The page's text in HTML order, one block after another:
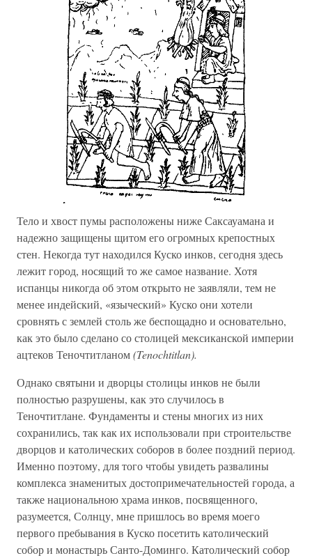
Тело и хвост пумы расположены ниже Саксауамана и
надежно защищены щитом его огромных крепостных
стен. Некогда тут находился Куско инков, сегодня здесь
лежит город, носящий то же самое название. Хотя
испанцы никогда об этом открыто не заявляли, тем не
менее индейский, «языческий» Куско они хотели
сровнять с землей столь же беспощадно и основательно,
как это было сделано со столицей мексиканской империи
ацтеков Теночтитланом(Tenochtitlan).
Однако святыни и дворцы столицы инков не были
полностью разрушены, как это случилось в
Теночтитлане. Фундаменты и стены многих из них
сохранились, так как их использовали при строительстве
дворцов и католических соборов в более поздний период.
Именно поэтому, для того чтобы увидеть развалины
комплекса знаменитых достопримечательностей города, а
также национальною храма инков, посвященного,
разумеется, Солнцу, мне пришлось во время моего
первого пребывания в Куско посетить католический
собор и монастырь Санто-Доминго. Католический собор